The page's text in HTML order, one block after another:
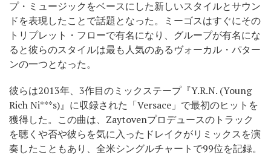
プ・ミュージックをベースにした新しいスタイルとサウン
ドを表現したことで話題となった。ミーゴスはすぐにその
トリプレット・フローで有名になり、グループが有名にな
ると彼らのスタイルは最も人気のあるヴォーカル・パター
ンの一つとなった。
彼らは2013年、3作目のミックステープ『Y.R.N. (Young
Rich Ni***s)』に収録された「Versace」で最初のヒットを
獲得した。この曲は、Zaytovenプロデュースのトラック
を聴くや否や彼らを気に入ったドレイクがリミックスを演
奏したこともあり、全米シングルチャートで99位を記録。